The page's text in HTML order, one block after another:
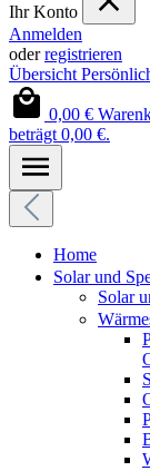
Ihr Konto
Anmelden
oderregistrieren
Übersicht
0,00 €
beträgt 0,00 €.
Home
Solar und
Solar